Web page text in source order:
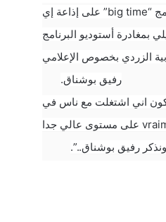
خلال استضافته اليوم في برنامج “big time” على إذاعة إي
بمغادرة أستوديو البرنامج
الزردي بخصوص الإعلامي
رفيق بوشناق.
اني اشتغلت مع ناس في
الاذاعات و القنوات الي vraiment على مستوى عالي جدا
رفيق بوشناق..”.